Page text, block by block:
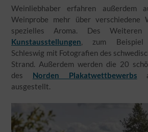
Weinliebhaber erfahren außerdem
Weinprobe mehr über verschiedene
spezielles Aroma. Des Weiteren
Kunstausstellungen, zum Beispiel
Schleswig mit Fotografien des
Strand. Außerdem werden die 20
des Norden Plakatwettbewerbs
ausgestellt.